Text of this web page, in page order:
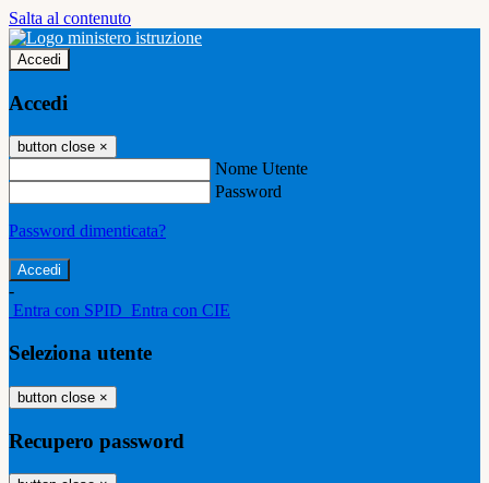
Salta al contenuto
Accedi
Accedi
button close ×
Nome Utente
Password
Password dimenticata?
-
Entra con SPID Entra con CIE
Seleziona utente
button close ×
Recupero password